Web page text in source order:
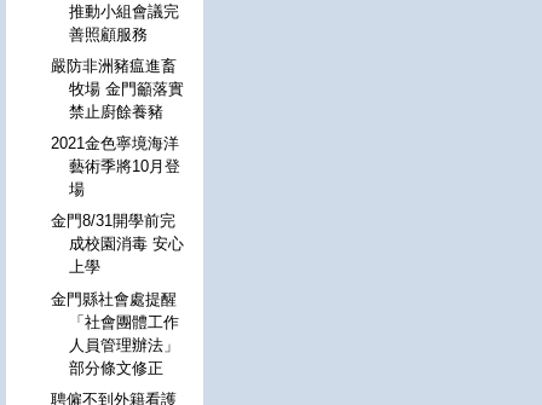
推動小組會議完
善照顧服務
嚴防非洲豬瘟進畜
牧場 金門籲落實
禁止廚餘養豬
2021金色寧境海洋
藝術季將10月登
場
金門8/31開學前完
成校園消毒 安心
上學
金門縣社會處提醒
「社會團體工作
人員管理辦法」
部分條文修正
聘僱不到外籍看護